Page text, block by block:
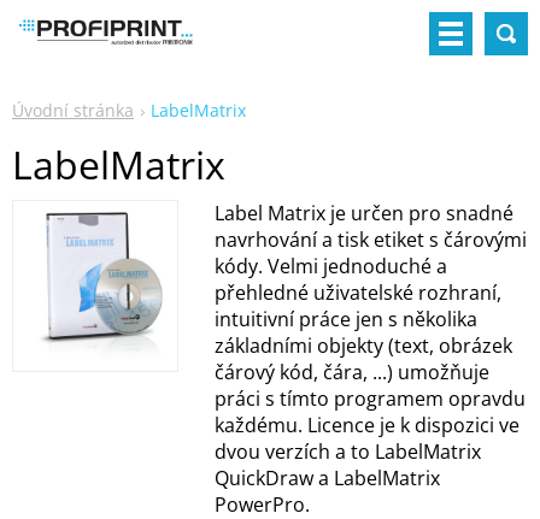
Úvodní stránka LabelMatrix
LabelMatrix
Label Matrix je určen pro snadné
navrhování a tisk etiket s čárovými
kódy. Velmi jednoduché a
přehledné uživatelské rozhraní,
intuitivní práce jen s několika
základními objekty (text, obrázek
čárový kód, čára, ...) umožňuje
práci s tímto programem opravdu
každému. Licence je k dispozici ve
dvou verzích a to LabelMatrix
QuickDraw a LabelMatrix
PowerPro.